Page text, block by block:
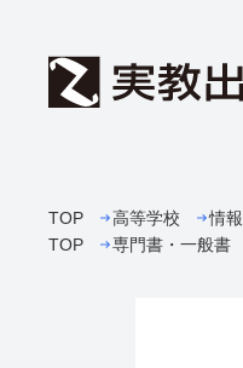
TOP 高等学校 情報
TOP
専門書・一般書